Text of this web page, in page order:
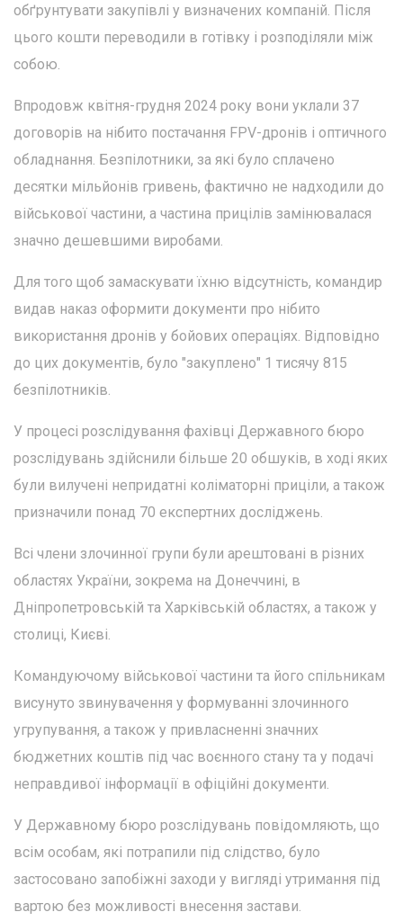
обґрунтувати закупівлі у визначених компаній. Після
цього кошти переводили в готівку і розподіляли між
собою.
Впродовж квітня-грудня 2024 року вони уклали 37
договорів на нібито постачання FPV-дронів і оптичного
обладнання. Безпілотники, за які було сплачено
десятки мільйонів гривень, фактично не надходили до
військової частини, а частина прицілів замінювалася
значно дешевшими виробами.
Для того щоб замаскувати їхню відсутність, командир
видав наказ оформити документи про нібито
використання дронів у бойових операціях. Відповідно
до цих документів, було "закуплено" 1 тисячу 815
безпілотників.
У процесі розслідування фахівці Державного бюро
розслідувань здійснили більше 20 обшуків, в ході яких
були вилучені непридатні коліматорні приціли, а також
призначили понад 70 експертних досліджень.
Всі члени злочинної групи були арештовані в різних
областях України, зокрема на Донеччині, в
Дніпропетровській та Харківській областях, а також у
столиці, Києві.
Командуючому військової частини та його спільникам
висунуто звинувачення у формуванні злочинного
угрупування, а також у привласненні значних
бюджетних коштів під час воєнного стану та у подачі
неправдивої інформації в офіційні документи.
У Державному бюро розслідувань повідомляють, що
всім особам, які потрапили під слідство, було
застосовано запобіжні заходи у вигляді утримання під
вартою без можливості внесення застави.